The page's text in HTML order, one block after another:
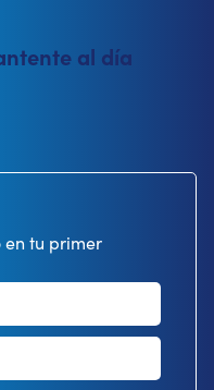
al día
en tu primer